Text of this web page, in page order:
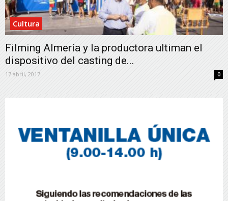
Cultura
Filming Almería y la productora ultiman el
dispositivo del casting de...
17 abril, 2017 0